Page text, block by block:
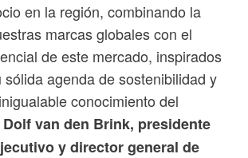
en la región, combinando la
marcas globales con el
de este mercado, inspirados
agenda de sostenibilidad y
conocimiento del
Dolf van den Brink, presidente
y director general de